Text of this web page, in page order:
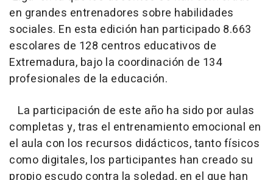
en grandes entrenadores sobre habilidades
sociales. En esta edición han participado 8.663
escolares de 128 centros educativos de
Extremadura, bajo la coordinación de 134
profesionales de la educación.
La participación de este año ha sido por aulas
completas y, tras el entrenamiento emocional en
el aula con los recursos didácticos, tanto físicos
como digitales, los participantes han creado su
propio escudo contra la soledad, en el que han